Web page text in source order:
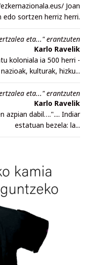
Joan
edo sortzen herriz herri.
eta..." erantzuten
Karlo Ravelik
koloniala ia 500 herri -
nazioak, kulturak, hizku...
eta..." erantzuten
Karlo Ravelik
azpian dabil….".... Indiar
estatuan bezela: la...